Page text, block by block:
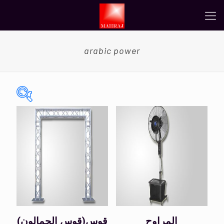
arabic power
On sale(0)
Tags
Color (قوس الجمالون)قوس
المراوح